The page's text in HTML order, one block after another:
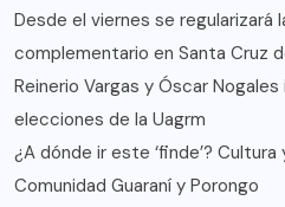
Desde el viernes se regularizará
complementario en Santa Cruz
Reinerio Vargas y Óscar
elecciones de la Uagrm
¿A dónde ir este ‘finde’?
Comunidad Guaraní y Porongo